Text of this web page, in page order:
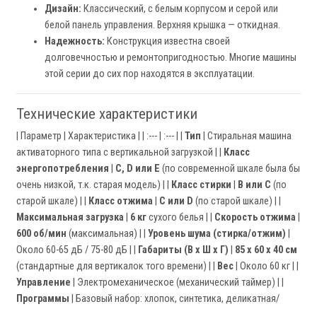
Дизайн: Классический, с белым корпусом и серой или
белой панель управления. Верхняя крышка — откидная.
Надежность: Конструкция известна своей
долговечностью и ремонтопригодностью. Многие машины
этой серии до сих пор находятся в эксплуатации.
Технические характеристики
| Параметр | Характеристика | | :--- | :--- | | Тип | Стиральная машина
активаторного типа с вертикальной загрузкой | |
Класс
энергопотребления
C, D или E (по современной шкале была бы
очень низкой, т.к. старая модель) | |
Класс стирки B или C (по
старой шкале) | |
Класс отжима C или D (по старой шкале) | |
Максимальная загрузка
6 кгсухого белья | | Скорость отжима
600 об/мин (максимальная) | | Уровень шума (стирка/отжим)
Около 60-65 дБ / 75-80 дБ | |
Габариты (В x Ш x Г)
85 x 60 x 40 см
(стандартные для вертикалок того времени) | |
Вес | Около 60 кг | |
Управление | Электромеханическое (механический таймер) | |
Программы | Базовый набор: хлопок, синтетика, деликатная/